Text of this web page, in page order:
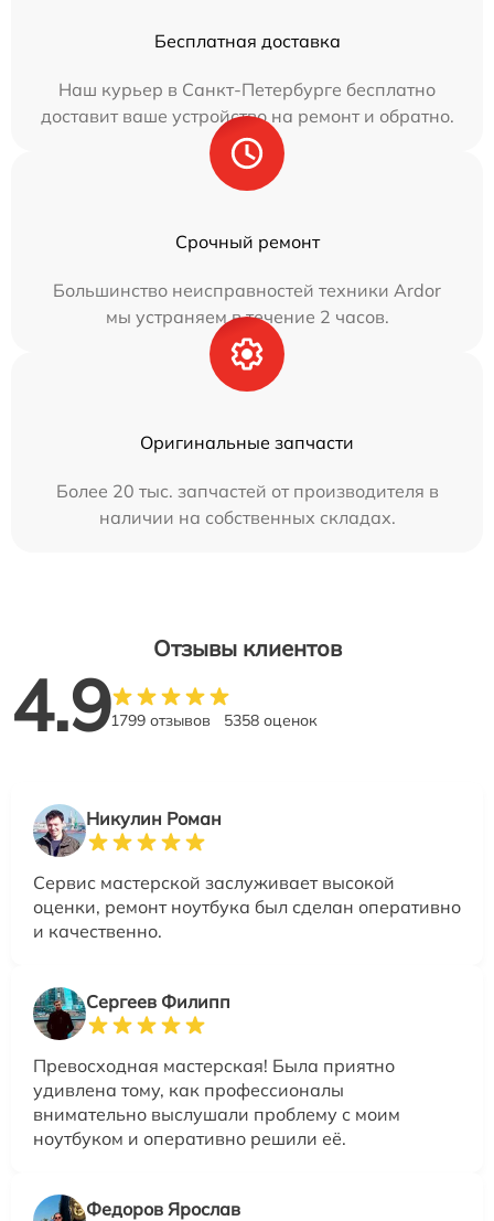
Бесплатная доставка
Наш курьер в Санкт-Петербурге бесплатно
доставит ваше устройство на ремонт и обратно.
Срочный ремонт
Большинство неисправностей техники Ardor
мы устраняем в течение 2 часов.
Оригинальные запчасти
Более 20 тыс. запчастей от производителя в
наличии на собственных складах.
Отзывы клиентов
4.91799 отзывов 5358 оценок
Никулин Роман
Сервис мастерской заслуживает высокой
оценки, ремонт ноутбука был сделан оперативно
и качественно.
Сергеев Филипп
Превосходная мастерская! Была приятно
удивлена тому, как профессионалы
внимательно выслушали проблему с моим
ноутбуком и оперативно решили её.
Федоров Ярослав